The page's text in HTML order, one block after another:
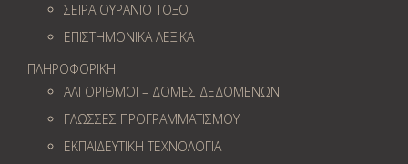
ΣΕΙΡΑ ΟΥΡΑΝΙΟ ΤΟΞΟ
ΕΠΙΣΤΗΜΟΝΙΚΑ ΛΕΞΙΚΑ
ΠΛΗΡΟΦΟΡΙΚΗ
ΑΛΓΟΡΙΘΜΟΙ – ΔΟΜΕΣ ΔΕΔΟΜΕΝΩΝ
ΓΛΩΣΣΕΣ ΠΡΟΓΡΑΜΜΑΤΙΣΜΟΥ
ΕΚΠΑΙΔΕΥΤΙΚΗ ΤΕΧΝΟΛΟΓΙΑ